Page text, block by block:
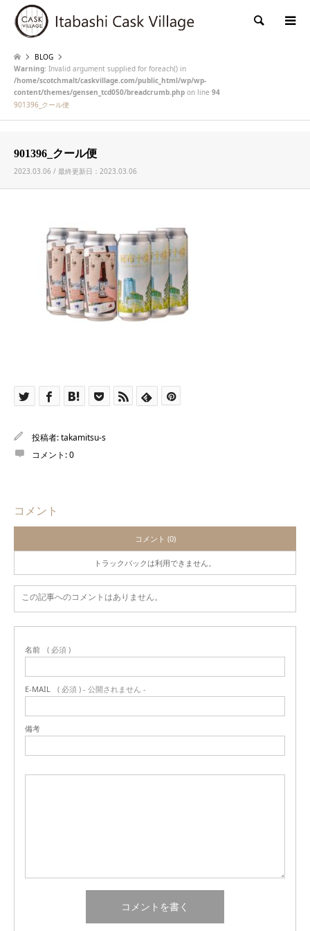
検索
BLOG
Warning: Invalid argument supplied for foreach() in
/home/scotchmalt/caskvillage.com/public_html/wp/wp-
content/themes/gensen_tcd050/breadcrumb.php on line 94
901396_クール便
901396_クール便
2023.03.06 / 最終更新日：2023.03.06
投稿者:takamitsu-s
コメント:0
コメント
コメント (0)
トラックバックは利用できません。
この記事へのコメントはありません。
名前 ( 必須 )
E-MAIL ( 必須 ) - 公開されません -
備考